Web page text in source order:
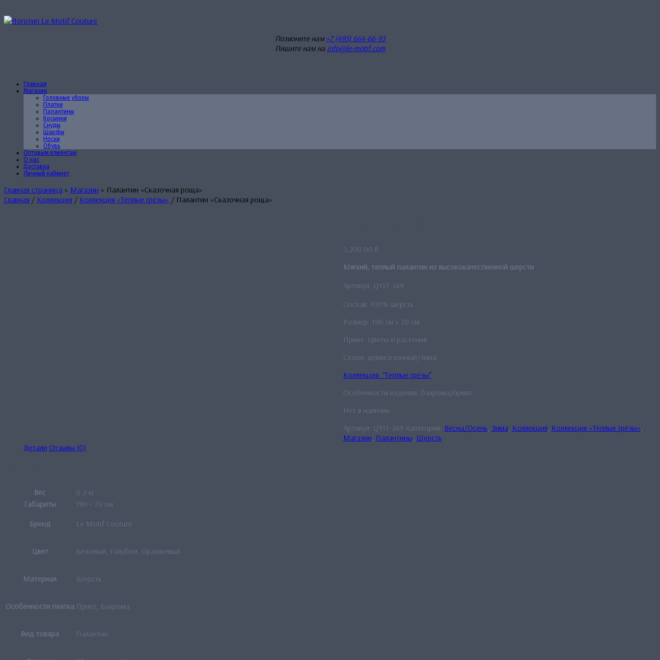
к
Позвоните нам +7 (495) 664-66-93
Пишите нам на info@le-motif.com
Главная
Магазин
Головные уборы
Платки
Палантины
Косынки
Снуды
Шарфы
Носки
Обувь
Оптовым клиентам
О нас
Доставка
Личный кабинет
Главная страница » Магазин » Палантин «Сказочная роща»
Главная / Коллекция / Коллекция «Тёплые грёзы» / Палантин «Сказочная роща»
3,200.00 ₽
Мягкий, теплый палантин из высококачественной шерсти
Артикул: QY17-349
Состав: 100% шерсть
Размер: 190 см x 70 см
Принт: Цветы и растения
Сезон: демисезонный/зима
Коллекция: “Теплые грёзы”
Особенности изделия: бахрома/принт
Нет в наличии
Артикул: QY17-349 Категорий: Весна/Осень Зима Коллекция Коллекция «Тёплые грёзы»
Магазин Палантины Шерсть
Детали Отзывы (0)
Вес
0.2 кг
Габариты
190 × 70 см
Бренд
Le Motif Couture
Цвет Бежевый, Голубой, Оранжевый
Материал Шерсть
Особенности платка Принт, Бахрома
Вид товара Палантин